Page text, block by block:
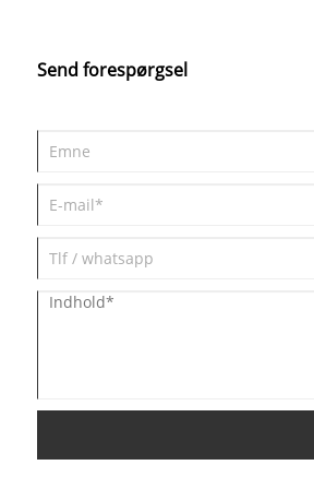
Send forespørgsel